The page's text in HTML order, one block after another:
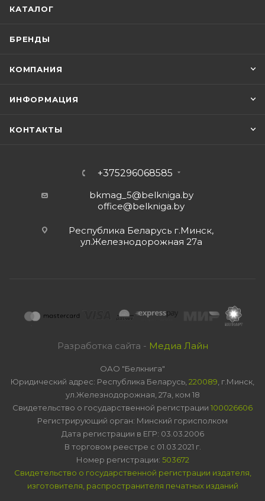
КАТАЛОГ
БРЕНДЫ
КОМПАНИЯ
ИНФОРМАЦИЯ
КОНТАКТЫ
+375296068585
bkmag_5@belkniga.by
office@belkniga.by
Республика Беларусь г.Минск,
ул.Железнодорожная 27а
Разработка сайта - Медиа Лайн
ОАО "Белкнига"
Юридический адрес: Республика Беларусь, 220089 , г.Минск,
ул.Железнодорожная, 27а, ком 18
Свидетельство о государственной регистрации 100026606
Регистрирующий орган: Минский горисполком
Дата регистрации в ЕГР: 03.03.2006
В торговом реестре с 01.03.2021 г.
Номер регистрации: 503672
Свидетельство о государственной регистрации издателя,
изготовителя, распространителя печатных изданий